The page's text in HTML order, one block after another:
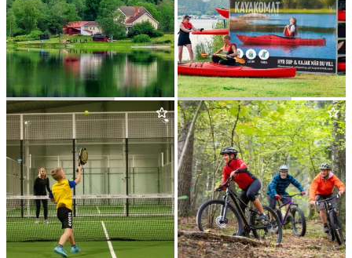
UDDEN RETREAT KAYAKO­MAT SALA